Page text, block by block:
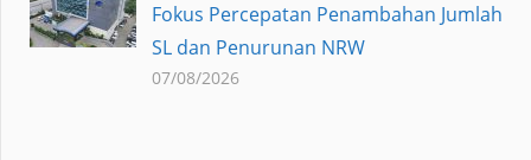
Fokus Percepatan Penambahan Jumlah
SL dan Penurunan NRW
07/08/2026